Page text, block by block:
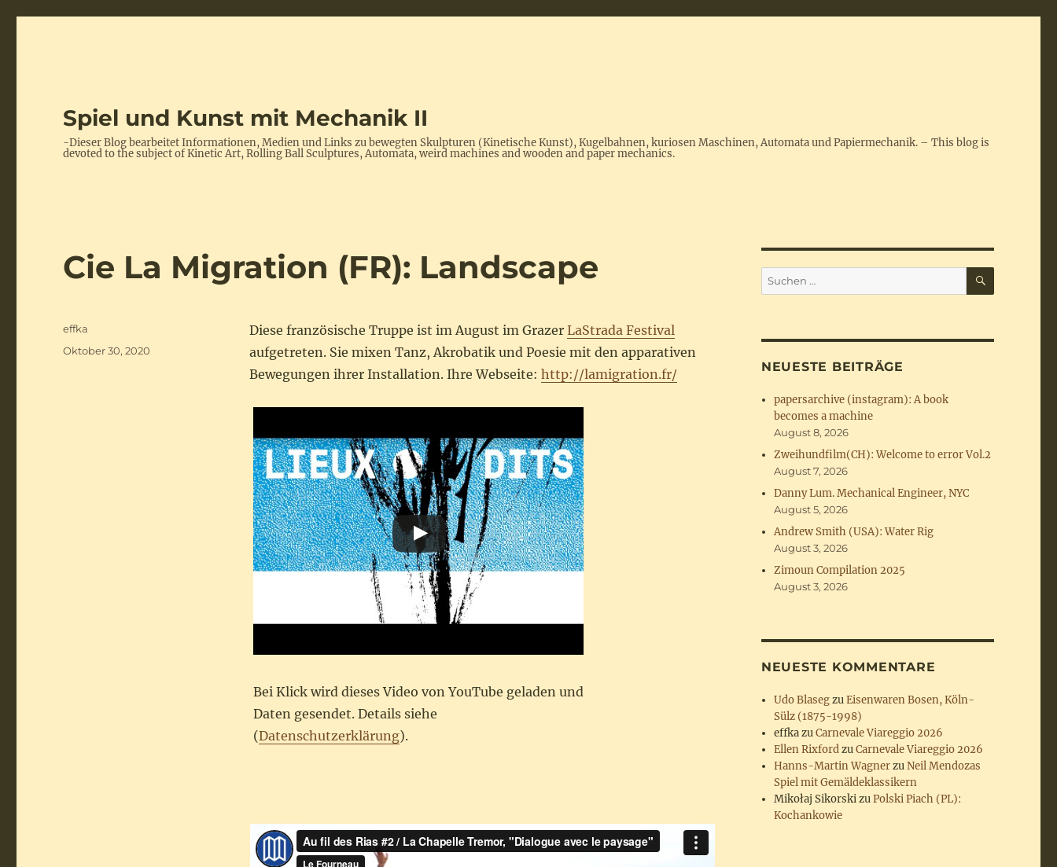
Spiel und Kunst mit Mechanik II
-Dieser Blog bearbeitet Informationen, Medien und Links zu bewegten Skulpturen (Kinetische Kunst), Kugelbahnen, kuriosen Maschinen, Automata und Papiermechanik. – This blog is
devoted to the subject of Kinetic Art, Rolling Ball Sculptures, Automata, weird machines and wooden and paper mechanics.
Cie La Migration (FR): Landscape
Diese französische Truppe ist im August im Grazer LaStrada Festival
aufgetreten. Sie mixen Tanz, Akrobatik und Poesie mit den apparativen
Bewegungen ihrer Installation. Ihre Webseite: http://lamigration.fr/
Bei Klick wird dieses Video von YouTube geladen und
Daten gesendet. Details siehe
(Datenschutzerklärung).
Autor
effka
Veröffentlicht
Oktober 30, 2020
Suchen
nach:
SUCHEN
NEUESTE BEITRÄGE
papersarchive (instagram): A book
becomes a machine
August 8, 2026
Zweihundfilm(CH): Welcome to error Vol.2
August 7, 2026
Danny Lum. Mechanical Engineer, NYC
August 5, 2026
Andrew Smith (USA): Water Rig
August 3, 2026
Zimoun Compilation 2025
August 3, 2026
NEUESTE KOMMENTARE
Udo BlasegzuEisenwaren Bosen, Köln-
Sülz (1875-1998)
effkazuCarnevale Viareggio 2026
Ellen RixfordzuCarnevale Viareggio 2026
Hanns-Martin WagnerzuNeil Mendozas
Spiel mit Gemäldeklassikern
Mikołaj SikorskizuPolski Piach (PL):
Kochankowie